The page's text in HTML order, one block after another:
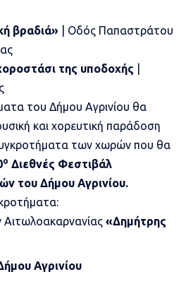
βραδιά» | Οδός Παπαστράτου
της υποδοχής
του Δήμου Αγρινίου θα
και χορευτική παράδοση
των χωρών που θα
ο Διεθνές Φεστιβάλ
του Δήμου Αγρινίου.
«Δημήτρης
Αγρινίου